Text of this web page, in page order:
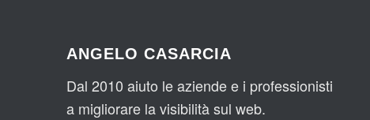
ANGELO CASARCIA
Dal 2010 aiuto le aziende e i professionisti
a migliorare la visibilità sul web.